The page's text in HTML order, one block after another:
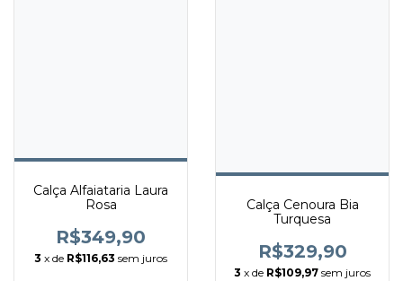
Calça Alfaiataria Laura
Rosa
R$349,90
3 x de R$116,63 sem juros
Calça Cenoura Bia
Turquesa
R$329,90
3 x de R$109,97 sem juros